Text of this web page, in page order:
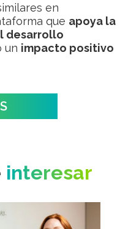
en
que apoya la
desarrollo
un impacto positivo
interesar